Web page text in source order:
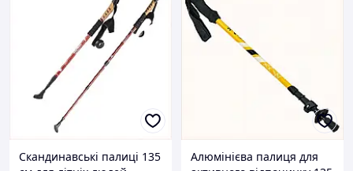
Скандинавські палиці 135
Алюмінієва палиця для